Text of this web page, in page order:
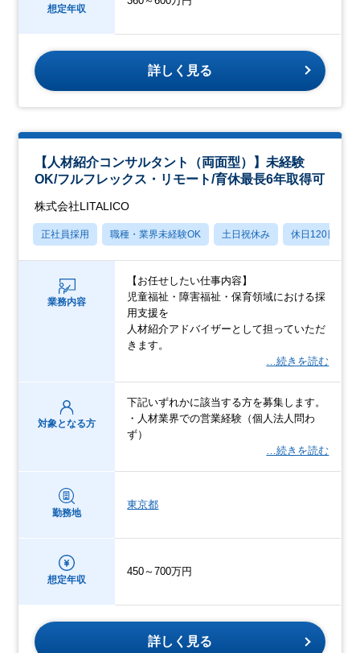
想定年収
詳しく見る
【人材紹介コンサルタント（両面型）】未経験
OK/フルフレックス・リモート/育休最長6年取得可
株式会社LITALICO
正社員採用 職種・業界未経験OK 土日祝休み 休日120日以上
業務内容
【お任せしたい仕事内容】
児童福祉・障害福祉・保育領域における採
用支援を
人材紹介アドバイザーとして担っていただ
きます。
…続きを読む
対象となる方
下記いずれかに該当する方を募集します。
・人材業界での営業経験（個人法人問わ
ず）
…続きを読む
勤務地
東京都
想定年収
450～700万円
詳しく見る